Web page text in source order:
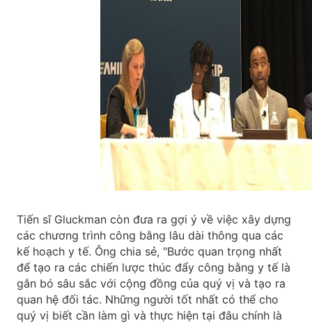
Tiến sĩ Gluckman còn đưa ra gợi ý về việc xây dựng
các chương trình công bằng lâu dài thông qua các
kế hoạch y tế. Ông chia sẻ, "Bước quan trọng nhất
để tạo ra các chiến lược thúc đẩy công bằng y tế là
gắn bó sâu sắc với cộng đồng của quý vị và tạo ra
quan hệ đối tác. Những người tốt nhất có thể cho
quý vị biết cần làm gì và thực hiện tại đâu chính là